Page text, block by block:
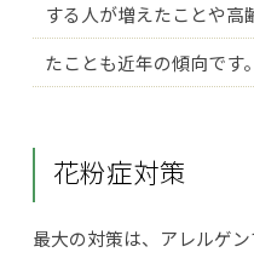
する人が増えたことや高
たことも近年の傾向です。
花粉症対策
最大の対策は、アレルゲ